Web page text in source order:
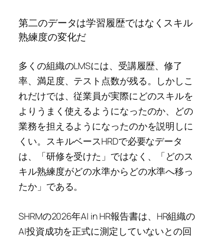
第二のデータは学習履歴ではなくスキル
熟練度の変化だ
多くの組織のLMSには、受講履歴、修了
率、満足度、テスト点数が残る。しかしこ
れだけでは、従業員が実際にどのスキルを
よりうまく使えるようになったのか、どの
業務を担えるようになったのかを説明しに
くい。スキルベースHRDで必要なデータ
は、「研修を受けた」ではなく、「どのス
キル熟練度がどの水準からどの水準へ移っ
たか」である。
SHRMの2026年AI in HR報告書は、HR組織の
AI投資成功を正式に測定していないとの回